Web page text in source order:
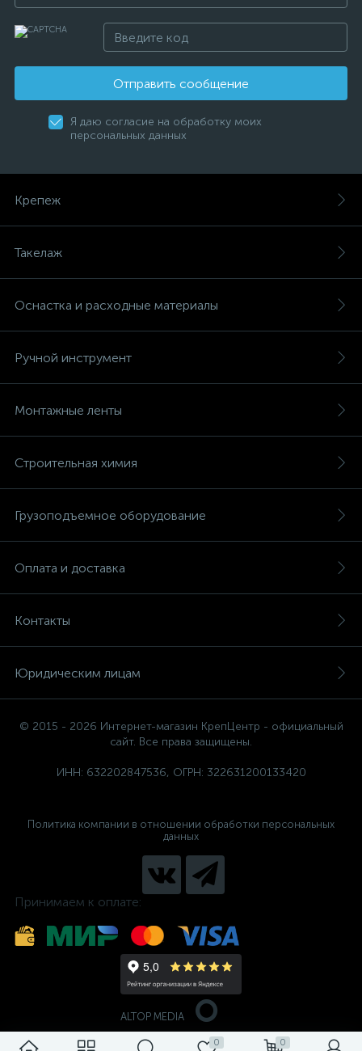
0 0
Отправить сообщение
Я даю согласие на обработку моих
персональных данных
Крепеж
Такелаж
Оснастка и расходные материалы
Ручной инструмент
Монтажные ленты
Строительная химия
Грузоподъемное оборудование
Оплата и доставка
Контакты
Юридическим лицам
© 2015 - 2026 Интернет-магазин КрепЦентр - официальный
сайт. Все права защищены.
ИНН: 632202847536, ОГРН: 322631200133420
Политика компании в отношении обработки персональных
данных
Принимаем к оплате:
ALTOP MEDIA